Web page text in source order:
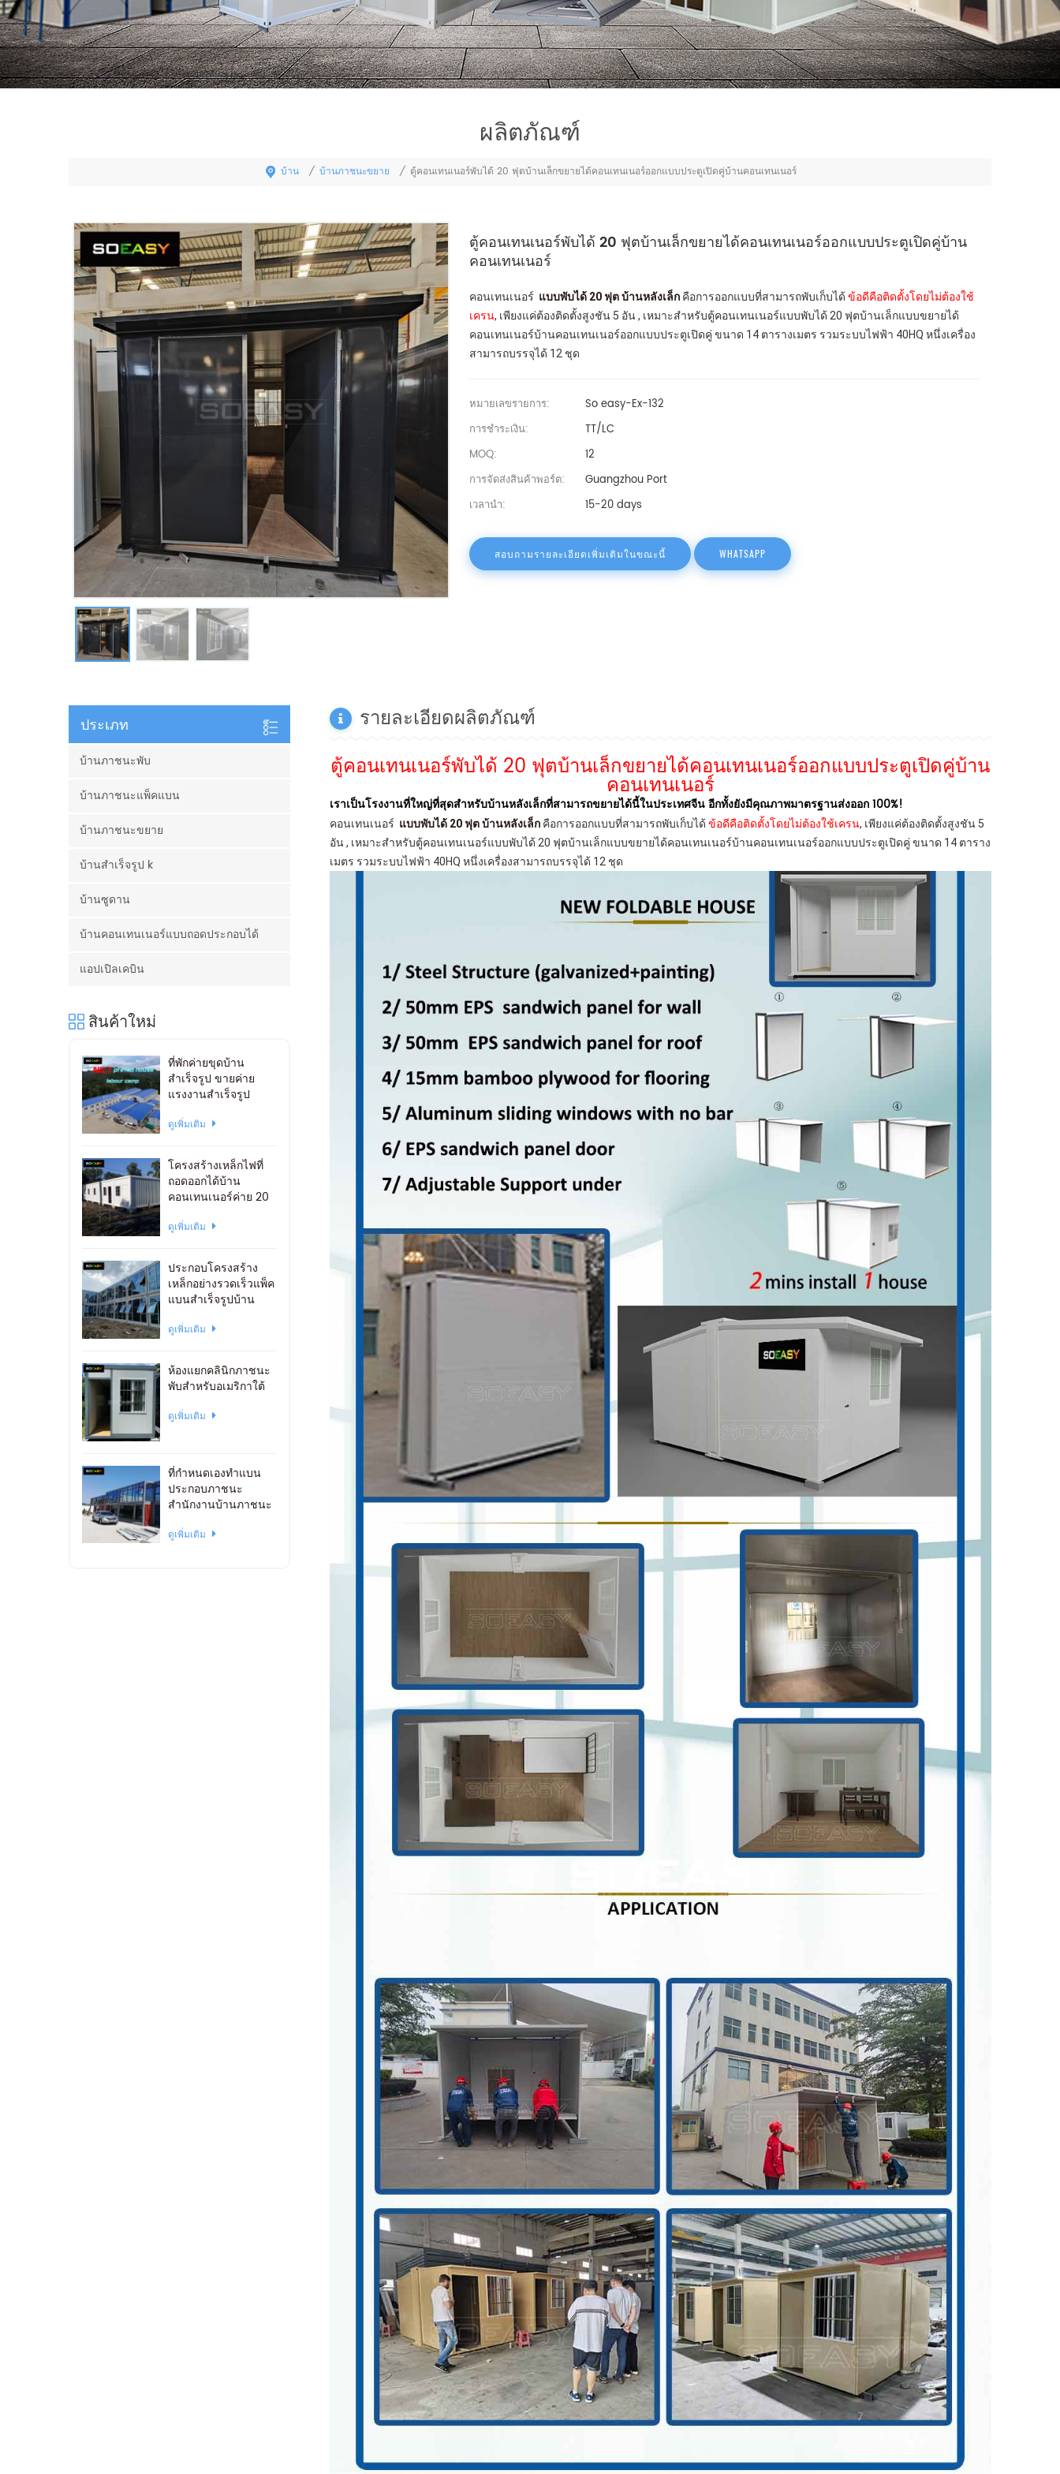
ผลิตภัณฑ์
บ้าน / บ้านภาชนะขยาย / ตู้คอนเทนเนอร์พับได้ 20 ฟุตบ้านเล็กขยายได้คอนเทนเนอร์ออกแบบประตูเปิดคู่บ้านคอนเทนเนอร์
ตู้คอนเทนเนอร์พับได้ 20 ฟุตบ้านเล็กขยายได้คอนเทนเนอร์ออกแบบประตูเปิดคู่บ้าน
คอนเทนเนอร์
คอนเทนเนอร์ แบบพับได้ 20 ฟุต บ้านหลังเล็กคือการออกแบบที่สามารถพับเก็บได้ ข้อดีคือติดตั้งโดยไม่ต้องใช้
เครน, เพียงแค่ต้องติดตั้งสูงชัน 5 อัน , เหมาะสำหรับตู้คอนเทนเนอร์แบบพับได้ 20 ฟุตบ้านเล็กแบบขยายได้
คอนเทนเนอร์บ้านคอนเทนเนอร์ออกแบบประตูเปิดคู่ขนาด 14 ตารางเมตร รวมระบบไฟฟ้า 40HQ หนึ่งเครื่อง
สามารถบรรจุได้ 12 ชุด
หมายเลขรายการ:
So easy-Ex-132
การชำระเงิน:
TT/LC
MOQ:
12
การจัดส่งสินค้าพอร์ต:
Guangzhou Port
เวลานำ:
15-20 days
สอบถามรายละเอียดเพิ่มเติมในขณะนี้ WHATSAPP
รายละเอียดผลิตภัณฑ์
ตู้คอนเทนเนอร์พับได้ 20 ฟุตบ้านเล็กขยายได้คอนเทนเนอร์ออกแบบประตูเปิดคู่บ้าน
คอนเทนเนอร์
เราเป็นโรงงานที่ใหญ่ที่สุดสำหรับบ้านหลังเล็กที่สามารถขยายได้นี้ในประเทศจีน อีกทั้งยังมีคุณภาพมาตรฐานส่งออก 100%!
คอนเทนเนอร์ แบบพับได้ 20 ฟุต บ้านหลังเล็กคือการออกแบบที่สามารถพับเก็บได้ ข้อดีคือติดตั้งโดยไม่ต้องใช้เครน, เพียงแค่ต้องติดตั้งสูงชัน 5
อัน , เหมาะสำหรับตู้คอนเทนเนอร์แบบพับได้ 20 ฟุตบ้านเล็กแบบขยายได้คอนเทนเนอร์บ้านคอนเทนเนอร์ออกแบบประตูเปิดคู่ขนาด 14 ตาราง
เมตร รวมระบบไฟฟ้า 40HQ หนึ่งเครื่องสามารถบรรจุได้ 12 ชุด
ประเภท
บ้านภาชนะพับ
บ้านภาชนะแพ็คแบน
บ้านภาชนะขยาย
บ้านสำเร็จรูป k
บ้านซูดาน
บ้านคอนเทนเนอร์แบบถอดประกอบได้
แอปเปิลเคบิน
สินค้าใหม่
ที่พักค่ายขุดบ้าน
สำเร็จรูป ขายค่าย
แรงงานสำเร็จรูป
ดูเพิ่มเติม
โครงสร้างเหล็กไฟที่
ถอดออกได้บ้าน
คอนเทนเนอร์ค่าย 20
ดูเพิ่มเติม
ประกอบโครงสร้าง
เหล็กอย่างรวดเร็วแพ็ค
แบนสำเร็จรูปบ้าน
ดูเพิ่มเติม
ห้องแยกคลินิกภาชนะ
พับสำหรับอเมริกาใต้
ดูเพิ่มเติม
ที่กำหนดเองทำแบน
ประกอบภาชนะ
สำนักงานบ้านภาชนะ
ดูเพิ่มเติม